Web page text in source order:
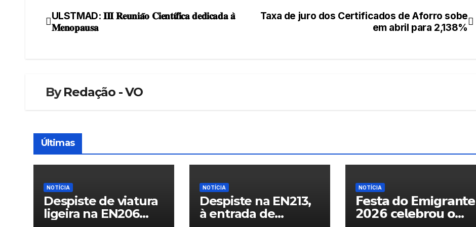
Navegação
Taxa de juro dos Certificados de Aforro sobe
em abril para 2,138%
ULSTMAD: 𝐈𝐈𝐈 𝐑𝐞𝐮𝐧𝐢𝐚̃𝐨 𝐂𝐢𝐞𝐧𝐭𝛊́𝐟𝐢𝐜𝐚 𝐝𝐞𝐝𝐢𝐜𝐚𝐝𝐚 𝐚̀
𝐌𝐞𝐧𝐨𝐩𝐚𝐮𝐬𝐚
ByRedação - VO
Últimas
NOTÍCIA
Despiste de viatura
ligeira na EN206
NOTÍCIA
Despiste na EN213,
à entrada de
NOTÍCIA
𝗙𝗲𝘀𝘁𝗮 𝗱𝗼 𝗘𝗺𝗶𝗴𝗿𝗮𝗻𝘁𝗲
𝟮𝟬𝟮𝟲 𝗰𝗲𝗹𝗲𝗯𝗿𝗼𝘂 𝗼